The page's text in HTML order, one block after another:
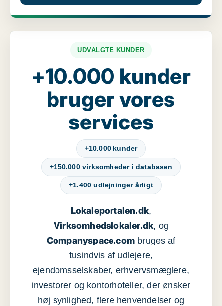
UDVALGTE KUNDER
+10.000 kunder
bruger vores
services
+10.000 kunder
+150.000 virksomheder i databasen
+1.400 udlejninger årligt
Lokaleportalen.dk,
Virksomhedslokaler.dk, og
Companyspace.com bruges af
tusindvis af udlejere,
ejendomsselskaber, erhvervsmæglere,
investorer og kontorhoteller, der ønsker
høj synlighed, flere henvendelser og